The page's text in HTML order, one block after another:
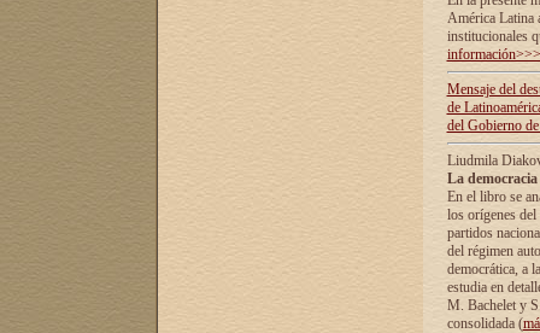
América Latina
institucionales
información>>>
Mensaje del
de
del Gobierno
Liudmila
La
En el libro se
los orígenes
partidos
del régimen
democrática, а
estudia en
М. Bachelet у
consolidada (